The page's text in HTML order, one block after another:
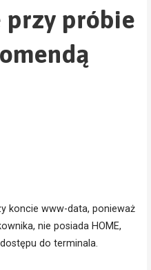
przy próbie
koncie www-data, ponieważ
nie posiada HOME,
do terminala.